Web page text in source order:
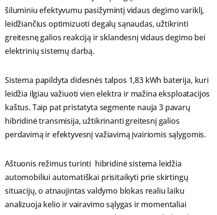
šiluminiu efektyvumu pasižymintį vidaus degimo variklį,
leidžiančius optimizuoti degalų sąnaudas, užtikrinti
greitesnę galios reakciją ir sklandesnį vidaus degimo bei
elektrinių sistemų darbą.
Sistema papildyta didesnės talpos 1,83 kWh baterija, kuri
leidžia ilgiau važiuoti vien elektra ir mažina eksploatacijos
kaštus. Taip pat pristatyta segmente nauja 3 pavarų
hibridinė transmisija, užtikrinanti greitesnį galios
perdavimą ir efektyvesnį važiavimą įvairiomis sąlygomis.
Aštuonis režimus turinti hibridinė sistema leidžia
automobiliui automatiškai prisitaikyti prie skirtingų
situacijų, o atnaujintas valdymo blokas realiu laiku
analizuoja kelio ir vairavimo sąlygas ir momentaliai